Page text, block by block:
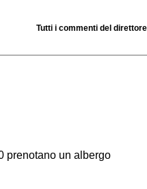
Tutti i commenti del direttore
prenotano un albergo